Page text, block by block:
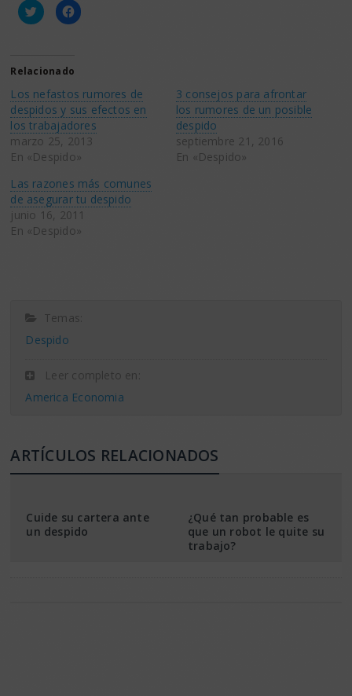
Haz
clic
(Se
abre
una
ventana
nueva)
Haz
clic
una
ventana
nueva)
Relacionado
Los nefastos rumores de
despidos y sus efectos en
los trabajadores
marzo 25, 2013
En «Despido»
3 consejos para afrontar
los rumores de un posible
despido
septiembre 21, 2016
En «Despido»
Las razones más comunes
de asegurar tu despido
junio 16, 2011
En «Despido»
Temas:
Despido
Leer completo en:
America Economia
ARTÍCULOS RELACIONADOS
Cuide su cartera ante
un despido
¿Qué tan probable es
que un robot le quite su
trabajo?